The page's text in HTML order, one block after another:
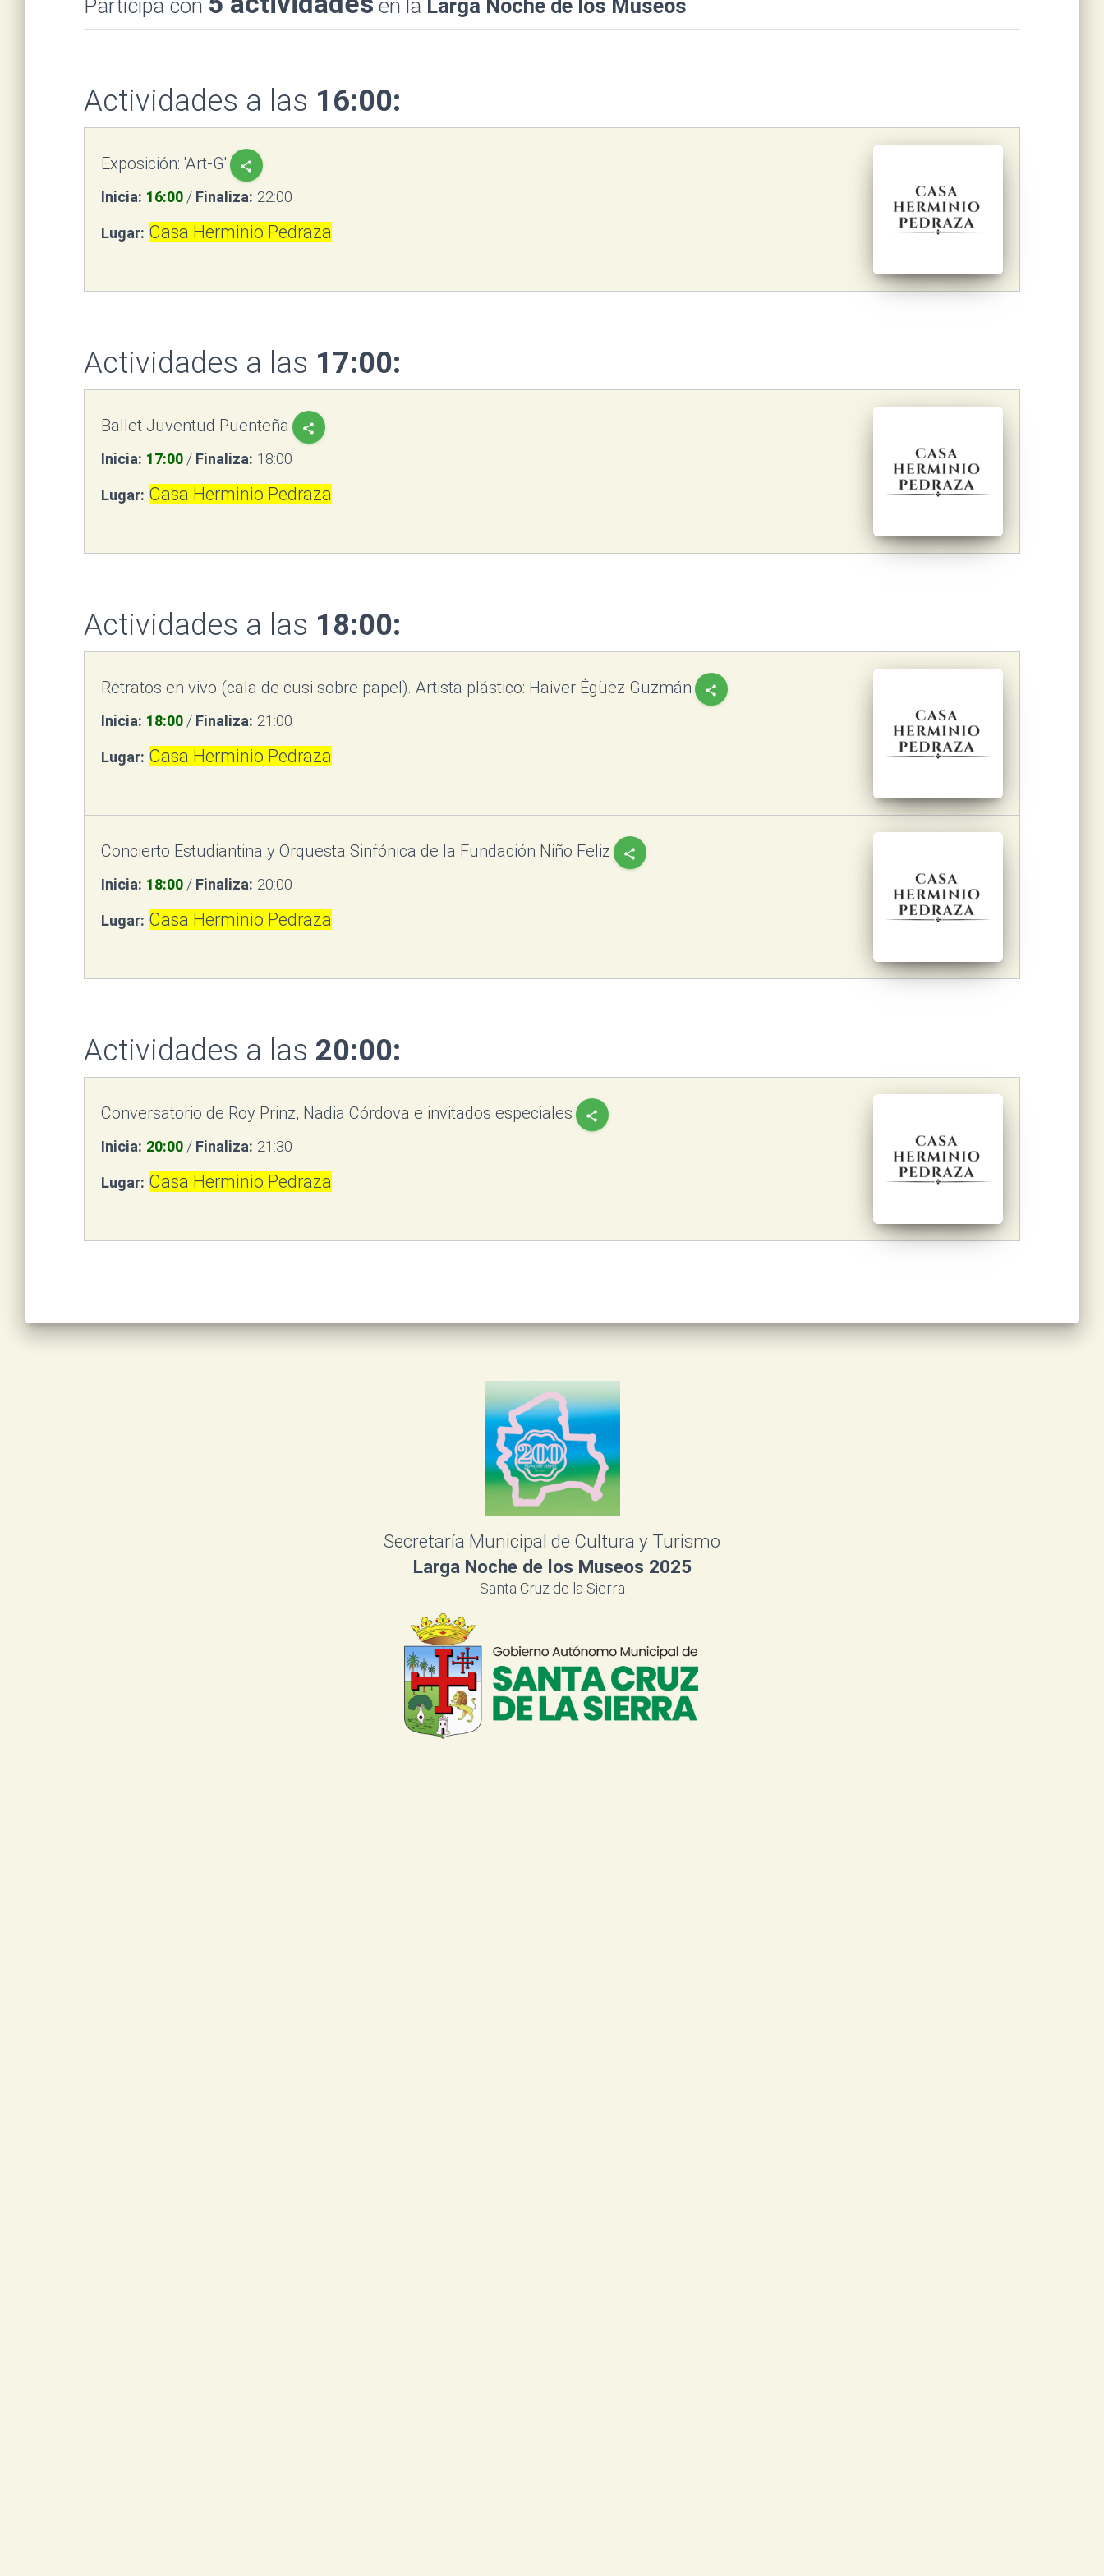
Participa con en la Larga Noche de los Museos
Actividades a las 16:00:
Exposición: 'Art-G' share
Inicia: 16:00 / Finaliza: 22:00
Lugar: Casa Herminio Pedraza
Actividades a las 17:00:
Ballet Juventud Puenteña share
Inicia: 17:00 / Finaliza: 18:00
Lugar: Casa Herminio Pedraza
Actividades a las 18:00:
Retratos en vivo (cala de cusi sobre papel). Artista plástico: Haiver Égüez Guzmán share
Inicia: 18:00 / Finaliza: 21:00
Lugar: Casa Herminio Pedraza
Concierto Estudiantina y Orquesta Sinfónica de la Fundación Niño Feliz share
Inicia: 18:00 / Finaliza: 20:00
Lugar: Casa Herminio Pedraza
Actividades a las 20:00:
Conversatorio de Roy Prinz, Nadia Córdova e invitados especiales share
Inicia: 20:00 / Finaliza: 21:30
Lugar: Casa Herminio Pedraza
Secretaría Municipal de Cultura y Turismo
Larga Noche de los Museos 2025
Santa Cruz de la Sierra